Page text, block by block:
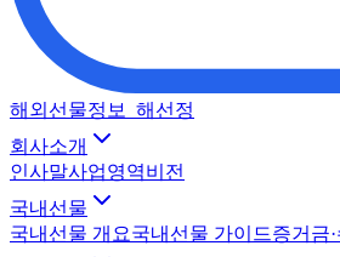
해외선물정보_해선정
회사소개
인사말사업영역비전
국내선물
국내선물 개요국내선물 가이드증거금